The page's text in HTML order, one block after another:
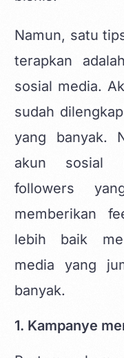
Namun, satu
terapkan
sosial media.
sudah
yang banyak.
akun sosial
followers
memberikan
lebih baik
media yang
banyak.
1. Kampanye